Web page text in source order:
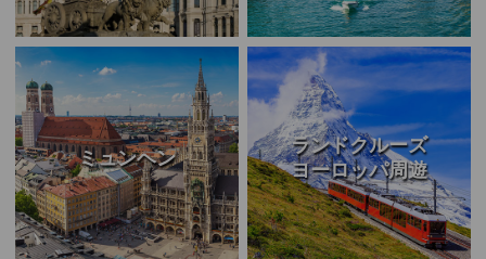
ミュンヘン
ランドクルーズ
ヨーロッパ周遊